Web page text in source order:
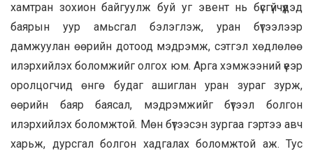
хамтран зохион байгуулж буй уг эвент нь бүсгүйчүүдэд
баярын уур амьсгал бэлэглэж, уран бүтээлээр
дамжуулан өөрийн дотоод мэдрэмж, сэтгэл хөдлөлөө
илэрхийлэх боломжийг олгох юм. Арга хэмжээний үеэр
оролцогчид өнгө будаг ашиглан уран зураг зурж,
өөрийн баяр баясал, мэдрэмжийг бүтээл болгон
илэрхийлэх боломжтой. Мөн бүтээсэн зургаа гэртээ авч
харьж, дурсгал болгон хадгалах боломжтой аж. Тус